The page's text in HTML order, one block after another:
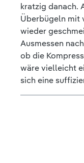
kratzig danach.
Überbügeln mit
wieder
Ausmessen
ob die
wäre vielleicht
sich eine